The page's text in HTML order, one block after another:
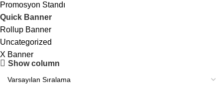
Promosyon Standı
Quick Banner
Rollup Banner
Uncategorized
X Banner
Show column